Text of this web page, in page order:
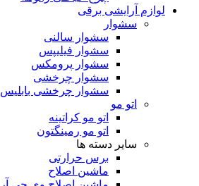
لوازم آرایشی برقی
سشوار
سشوار سالنی
سشوار فیلیپس
سشوار پرومکس
سشوار چرخشی
سشوار چرخشی بابلیس
اتو مو
اتو مو کراتینه
اتو مو رمینگتون
سایر دسته ها
برس حرارتی
ماشین اصلاح